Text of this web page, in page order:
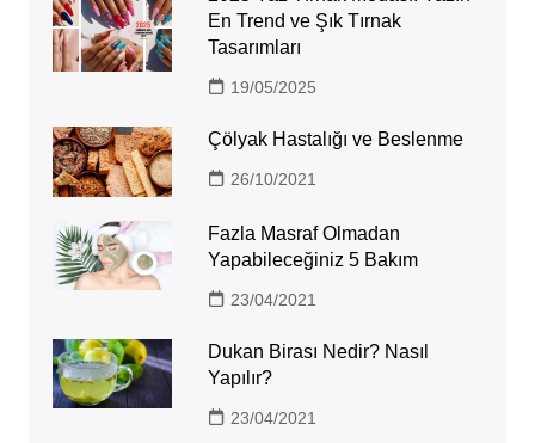
En Trend ve Şık Tırnak
Tasarımları
19/05/2025
Çölyak Hastalığı ve Beslenme
26/10/2021
Fazla Masraf Olmadan
Yapabileceğiniz 5 Bakım
23/04/2021
Dukan Birası Nedir? Nasıl
Yapılır?
23/04/2021